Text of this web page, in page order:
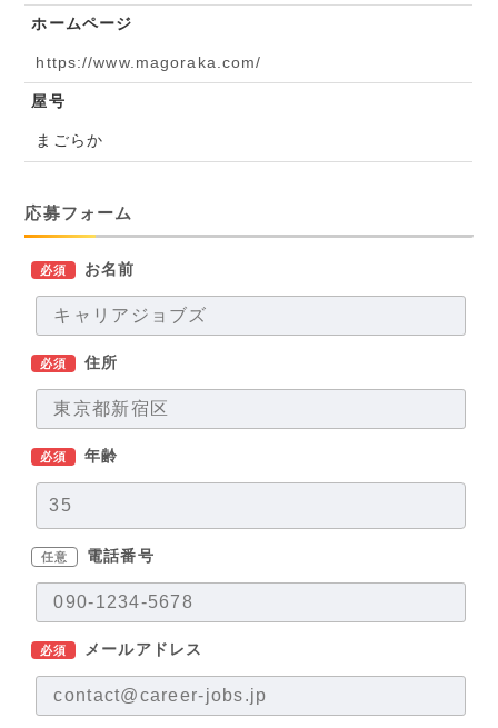
ホームページ
https://www.magoraka.com/
屋号
まごらか
応募フォーム
必須 お名前
必須 住所
必須 年齢
任意 電話番号
必須 メールアドレス